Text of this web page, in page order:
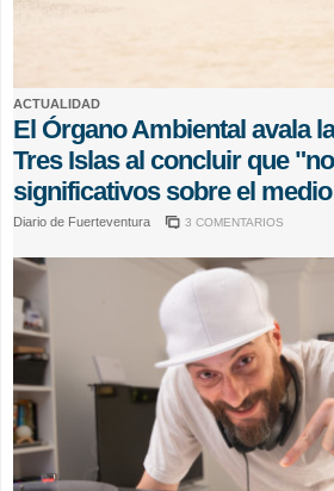
ACTUALIDAD
El Órgano Ambiental avala
Tres Islas al concluir que
significativos sobre el
Diario de Fuerteventura 3 COMENTARIOS